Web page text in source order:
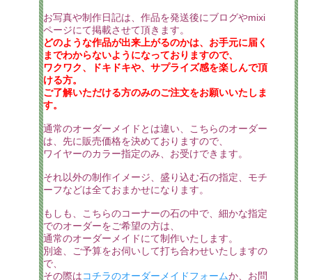
お写真や制作日記は、作品を発送後にブログやmixi
ページにて掲載させて頂きます。
どのような作品が出来上がるのかは、お手元に届く
までわからないようになっておりますので、
ワクワク、ドキドキや、サプライズ感を楽しんで頂
ける方。
ご了解いただける方のみのご注文をお願いいたしま
す。
通常のオーダーメイドとは違い、こちらのオーダー
は、先に販売価格を決めておりますので、
ワイヤーのカラー指定のみ、お受けできます。
それ以外の制作イメージ、盛り込む石の指定、モチ
ーフなどは全ておまかせになります。
もしも、こちらのコーナーの石の中で、細かな指定
でのオーダーをご希望の方は、
通常のオーダーメイドにて制作いたします。
別途、ご予算をお伺いして打ち合わせいたしますの
で、
その際はコチラのオーダーメイドフォームか、お問